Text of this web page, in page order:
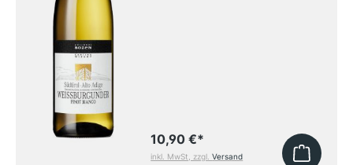
10,90 €*
inkl. MwSt, zzgl.Versand